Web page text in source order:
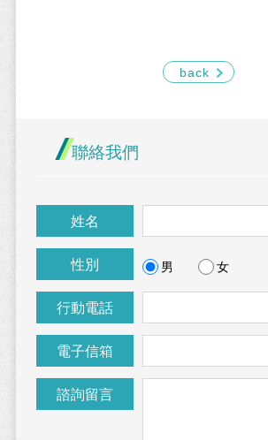
back
聯絡我們
姓名
性別 男 女
行動電話
電子信箱
諮詢留言